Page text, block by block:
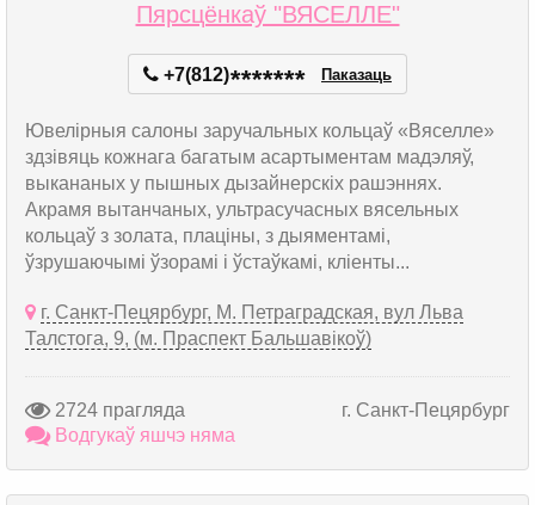
Пярсцёнкаў "ВЯСЕЛЛЕ"
+7(812)******* Паказаць
Ювелірныя салоны заручальных кольцаў «Вяселле»
здзівяць кожнага багатым асартыментам мадэляў,
выкананых у пышных дызайнерскіх рашэннях.
Акрамя вытанчаных, ультрасучасных вясельных
кольцаў з золата, плаціны, з дыяментамі,
ўзрушаючымі ўзорамі і ўстаўкамі, кліенты...
г. Санкт-Пецярбург, М. Петраградская, вул Льва
Талстога, 9, (м. Праспект Бальшавікоў)
2724 прагляда
г. Санкт-Пецярбург
Водгукаў яшчэ няма